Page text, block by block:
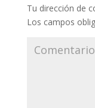
Tu dirección de
Los campos